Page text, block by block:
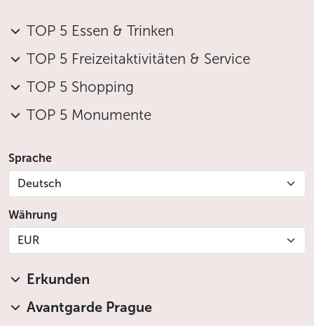
Preis
Weniger
TOP 5 Essen & Trinken
TOP 5 Freizeitaktivitäten & Service
TOP 5 Shopping
TOP 5 Monumente
Sprache
Deutsch
Währung
EUR
Erkunden
Avantgarde Prague